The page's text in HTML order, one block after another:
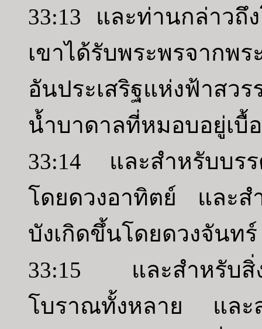
33:13 และท่านกล่าวถึ
เขาได้รับพระพรจากพ
อันประเสริฐแห่งฟ้าสว
น้ำบาดาลที่หมอบอยู่เบื้
33:14 และสำหรับบรร
โดยดวงอาทิตย์ และส
บังเกิดขึ้นโดยดวงจันทร์
33:15 และสำหรับสิ่ง
โบราณทั้งหลาย และส